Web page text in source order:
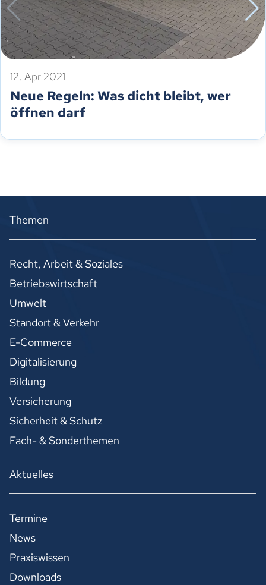
12. Apr 2021
Neue Regeln: Was dicht bleibt, wer
öffnen darf
Themen
Recht, Arbeit & Soziales
Betriebswirtschaft
Umwelt
Standort & Verkehr
E-Commerce
Digitalisierung
Bildung
Versicherung
Sicherheit & Schutz
Fach- & Sonderthemen
Aktuelles
Termine
News
Praxiswissen
Downloads